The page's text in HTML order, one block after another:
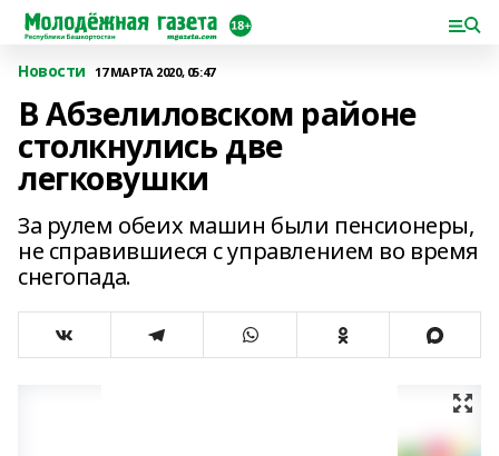
Новости 17 МАРТА 2020, 05:47
В Абзелиловском районе
столкнулись две
легковушки
За рулем обеих машин были пенсионеры,
не справившиеся с управлением во время
снегопада.